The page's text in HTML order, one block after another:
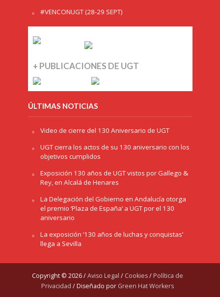
#VENCONUGT (28-29 SEPT)
+ PUBLICACIONES DE UGT
ÚLTIMAS NOTICIAS
Video de cierre del 130 Aniversario de UGT
UGT cierra los actos de su 130 aniversario con los
objetivos cumplidos
Exposición 130 años de UGT vistos por Gallego &
Rey, en Alcalá de Henares
La Delegación del Gobierno en Andalucía otorga
el premio ‘Plaza de España’ a UGT por el 130
aniversario
La exposición ‘130 años de luchas y conquistas’
llega a Sevilla
Copyright © 2026 /Aviso Legal / Cookies/ Política de
Privacidad / Diseñado por Green Hat Workers